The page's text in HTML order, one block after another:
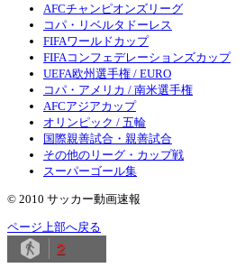
AFCチャンピオンズリーグ
コパ・リベルタドーレス
FIFAワールドカップ
FIFAコンフェデレーションズカップ
UEFA欧州選手権 / EURO
コパ・アメリカ / 南米選手権
AFCアジアカップ
オリンピック / 五輪
国際親善試合・親善試合
その他のリーグ・カップ戦
スーパーゴール集
© 2010 サッカー動画速報
ページ上部へ戻る
2